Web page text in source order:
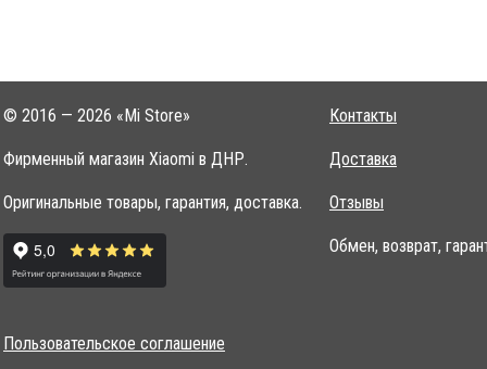
© 2016 — 2026 «Mi Store»
Фирменный магазин Xiaomi в ДНР.
Оригинальные товары, гарантия, доставка.
Контакты
Доставка
Отзывы
Обмен, возврат,
Пользовательское соглашение